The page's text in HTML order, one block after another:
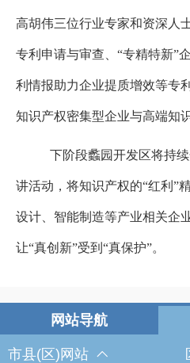
高胡伟三位行业专家和资深人
专利申请与审查、“专精特新”
利情报助力企业提质增效等专
知识产权密集型企业与高端知
下阶段蠡园开发区将持
讲活动，将知识产权的“红利”
设计、智能制造等产业相关企
让“真创新”受到“真保护”。
市县(区)网站